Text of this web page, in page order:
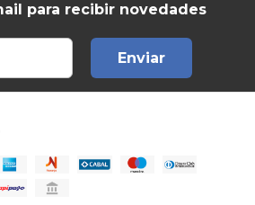
para recibir novedades
Enviar